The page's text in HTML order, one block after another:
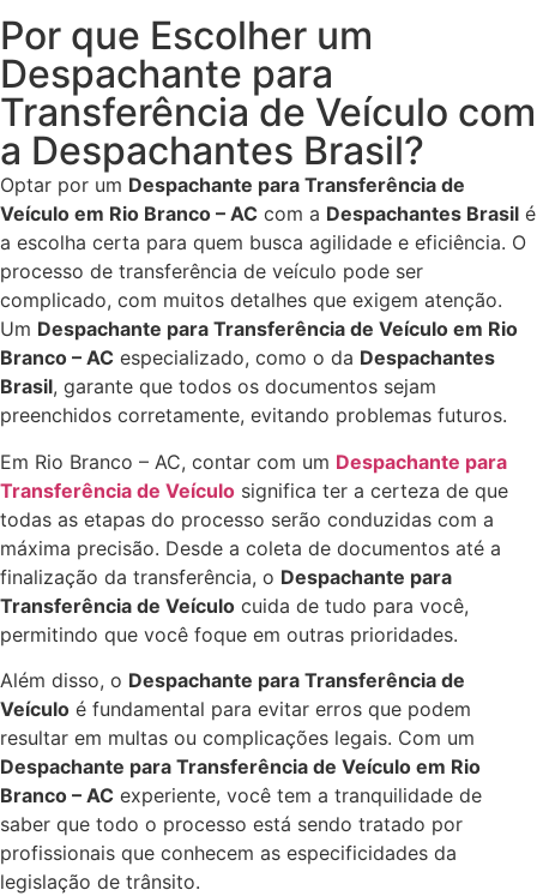
Por que Escolher um
Despachante para
Transferência de Veículo com
a Despachantes Brasil?
Optar por um Despachante para Transferência de
Veículo em Rio Branco – AC com a Despachantes Brasil é
a escolha certa para quem busca agilidade e eficiência. O
processo de transferência de veículo pode ser
complicado, com muitos detalhes que exigem atenção.
Um Despachante para Transferência de Veículo em Rio
Branco – AC especializado, como o da Despachantes
Brasil, garante que todos os documentos sejam
preenchidos corretamente, evitando problemas futuros.
Em Rio Branco – AC, contar com um Despachante para
Transferência de Veículo significa ter a certeza de que
todas as etapas do processo serão conduzidas com a
máxima precisão. Desde a coleta de documentos até a
finalização da transferência, o Despachante para
Transferência de Veículo cuida de tudo para você,
permitindo que você foque em outras prioridades.
Além disso, o Despachante para Transferência de
Veículo é fundamental para evitar erros que podem
resultar em multas ou complicações legais. Com um
Despachante para Transferência de Veículo em Rio
Branco – AC experiente, você tem a tranquilidade de
saber que todo o processo está sendo tratado por
profissionais que conhecem as especificidades da
legislação de trânsito.